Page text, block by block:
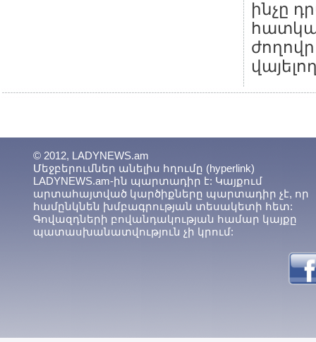
ինչը
© 2012, LADYNEWS.am
Մեջբերումներ անելիս հղումը (hyperlink)
LADYNEWS.am-ին պարտադիր է: Կայքում
արտահայտված կարծիքները պարտադիր չէ, որ
համընկնեն խմբագրության տեսակետի հետ:
Գովազդների բովանդակության համար կայքը
պատասխանատվություն չի կրում: